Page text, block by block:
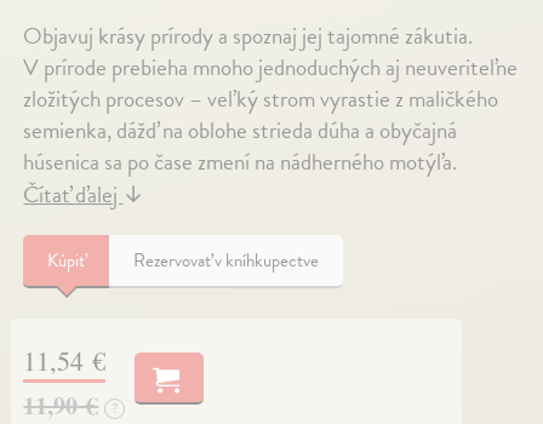
Objavuj krásy prírody a spoznaj jej tajomné zákutia.
V prírode prebieha mnoho jednoduchých aj neuveriteľne
zložitých procesov – veľký strom vyrastie z maličkého
semienka, dážď na oblohe strieda dúha a obyčajná
húsenica sa po čase zmení na nádherného motýľa.
Čítať ďalej ↓
Kúpiť Rezervovať v kníhkupectve
11,54 €
11,90 €
?